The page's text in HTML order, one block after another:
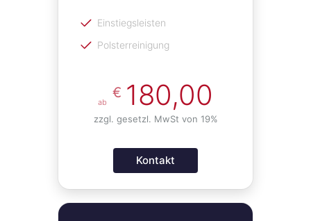
Einstiegsleisten
Polsterreinigung
ab
€ 180,00
zzgl. gesetzl. MwSt von 19%
Kontakt